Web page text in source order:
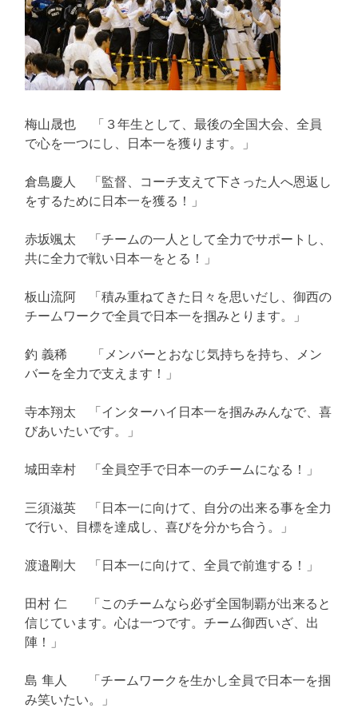
梅山晟也 「３年生として、最後の全国大会、全員
で心を一つにし、日本一を獲ります。」
倉島慶人 「監督、コーチ支えて下さった人へ恩返し
をするために日本一を獲る！」
赤坂颯太 「チームの一人として全力でサポートし、
共に全力で戦い日本一をとる！」
板山流阿 「積み重ねてきた日々を思いだし、御西の
チームワークで全員で日本一を掴みとります。」
釣 義稀 「メンバーとおなじ気持ちを持ち、メン
バーを全力で支えます！」
寺本翔太 「インターハイ日本一を掴みみんなで、喜
びあいたいです。」
城田幸村 「全員空手で日本一のチームになる！」
三須滋英 「日本一に向けて、自分の出来る事を全力
で行い、目標を達成し、喜びを分かち合う。」
渡邉剛大 「日本一に向けて、全員で前進する！」
田村 仁 「このチームなら必ず全国制覇が出来ると
信じています。心は一つです。チーム御西いざ、出
陣！」
島 隼人 「チームワークを生かし全員で日本一を掴
み笑いたい。」